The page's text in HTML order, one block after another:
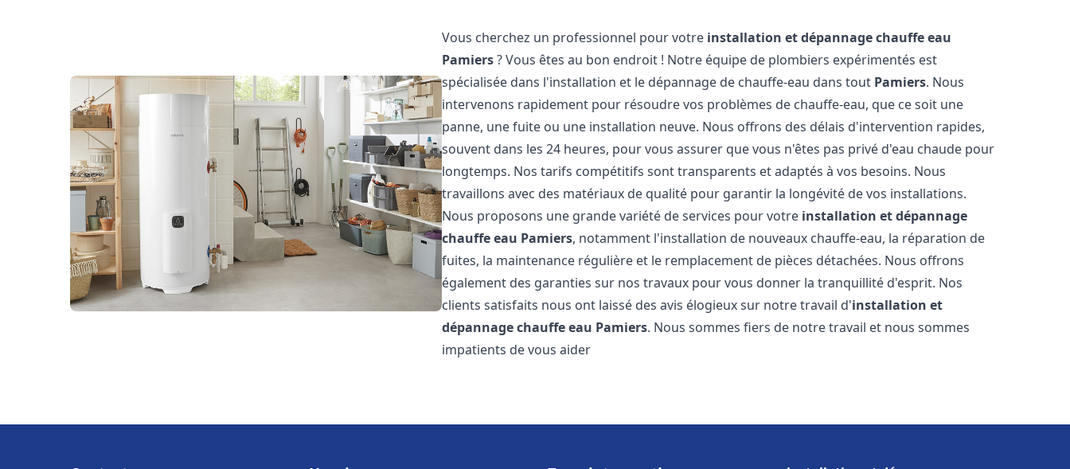
Vous cherchez un professionnel pour votre installation et dépannage chauffe eau
Pamiers? Vous êtes au bon endroit ! Notre équipe de plombiers expérimentés est
spécialisée dans l'installation et le dépannage de chauffe-eau dans tout Pamiers. Nous
intervenons rapidement pour résoudre vos problèmes de chauffe-eau, que ce soit une
panne, une fuite ou une installation neuve. Nous offrons des délais d'intervention rapides,
souvent dans les 24 heures, pour vous assurer que vous n'êtes pas privé d'eau chaude pour
longtemps. Nos tarifs compétitifs sont transparents et adaptés à vos besoins. Nous
travaillons avec des matériaux de qualité pour garantir la longévité de vos installations.
Nous proposons une grande variété de services pour votre installation et dépannage
chauffe eau Pamiers, notamment l'installation de nouveaux chauffe-eau, la réparation de
fuites, la maintenance régulière et le remplacement de pièces détachées. Nous offrons
également des garanties sur nos travaux pour vous donner la tranquillité d'esprit. Nos
clients satisfaits nous ont laissé des avis élogieux sur notre travail d'installation et
dépannage chauffe eau Pamiers. Nous sommes fiers de notre travail et nous sommes
impatients de vous aider